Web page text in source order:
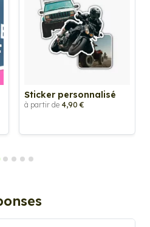
Sticker personnalisé
à partir de 4,90 €